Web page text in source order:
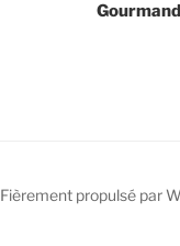
Fièrement propulsé par